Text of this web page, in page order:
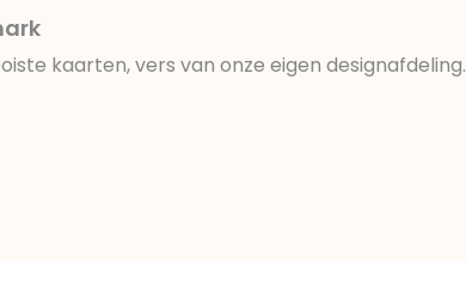
kaarten, vers van onze eigen designafdeling.